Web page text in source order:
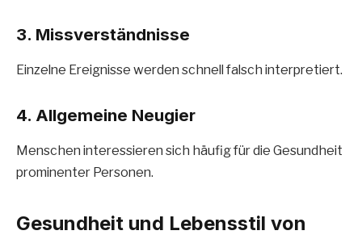
3. Missverständnisse
Einzelne Ereignisse werden schnell falsch interpretiert.
4. Allgemeine Neugier
Menschen interessieren sich häufig für die Gesundheit
prominenter Personen.
Gesundheit und Lebensstil von